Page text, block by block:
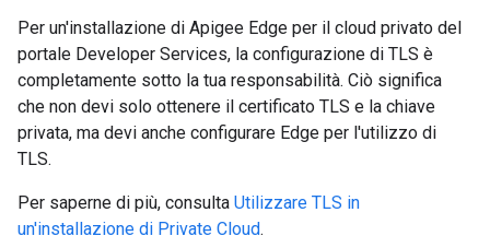
Per un'installazione di Apigee Edge per il cloud privato del
portale Developer Services, la configurazione di TLS è
completamente sotto la tua responsabilità. Ciò significa
che non devi solo ottenere il certificato TLS e la chiave
privata, ma devi anche configurare Edge per l'utilizzo di
TLS.
Per saperne di più, consulta Utilizzare TLS in
un'installazione di Private Cloud.